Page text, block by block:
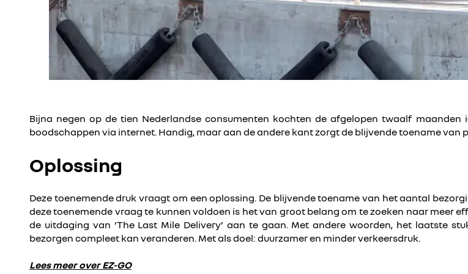
Bijna negen op de tien Nederlandse consumenten kochten de afgelopen twaalf
boodschappen via internet. Handig, maar aan de andere kant zorgt de blijvende toename van
Oplossing
Deze toenemende druk vraagt om een oplossing. De blijvende toename van het aantal
deze toenemende vraag te kunnen voldoen is het van groot belang om te zoeken naar meer
de uitdaging van ‘The Last Mile Delivery’ aan te gaan. Met andere woorden, het laatste
bezorgen compleet kan veranderen. Met als doel: duurzamer en minder verkeersdruk.
Lees meer over EZ-GO